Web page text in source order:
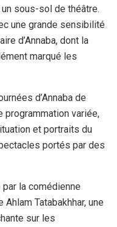
sous-sol de théâtre.
une grande sensibilité
d’Annaba, dont la
marqué les
d’Annaba de
programmation variée,
et portraits du
portés par des
par la comédienne
Tatabakhhar, une
sur les